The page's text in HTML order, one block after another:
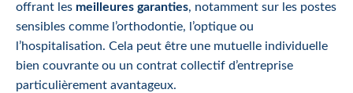
offrant les meilleures garanties, notamment sur les postes
sensibles comme l’orthodontie, l’optique ou
l’hospitalisation. Cela peut être une mutuelle individuelle
bien couvrante ou un contrat collectif d’entreprise
particulièrement avantageux.